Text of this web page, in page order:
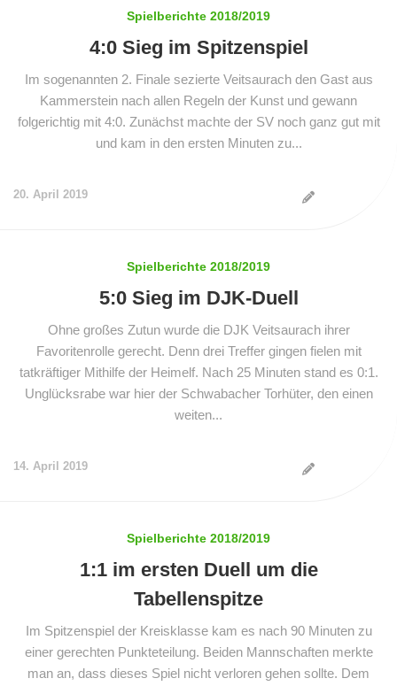
Spielberichte 2018/2019
4:0 Sieg im Spitzenspiel
Im sogenannten 2. Finale sezierte Veitsaurach den Gast aus
Kammerstein nach allen Regeln der Kunst und gewann
folgerichtig mit 4:0. Zunächst machte der SV noch ganz gut mit
und kam in den ersten Minuten zu...
20. April 2019
Spielberichte 2018/2019
5:0 Sieg im DJK-Duell
Ohne großes Zutun wurde die DJK Veitsaurach ihrer
Favoritenrolle gerecht. Denn drei Treffer gingen fielen mit
tatkräftiger Mithilfe der Heimelf. Nach 25 Minuten stand es 0:1.
Unglücksrabe war hier der Schwabacher Torhüter, den einen
weiten...
14. April 2019
Spielberichte 2018/2019
1:1 im ersten Duell um die
Tabellenspitze
Im Spitzenspiel der Kreisklasse kam es nach 90 Minuten zu
einer gerechten Punkteteilung. Beiden Mannschaften merkte
man an, dass dieses Spiel nicht verloren gehen sollte. Dem